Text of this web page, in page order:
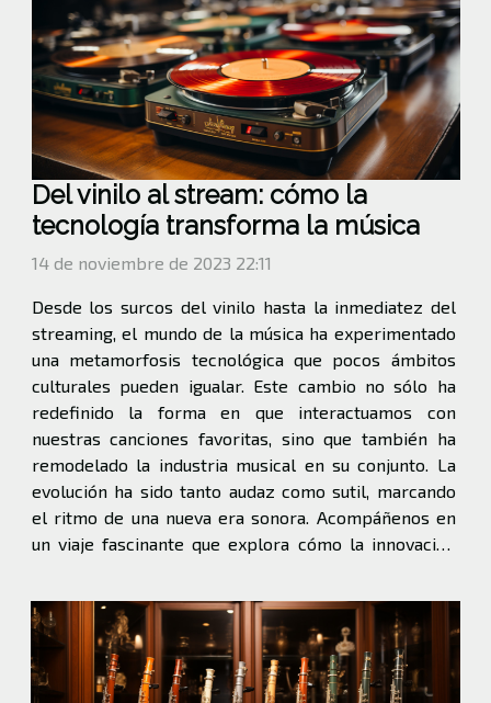
Del vinilo al stream: cómo la
tecnología transforma la música
14 de noviembre de 2023 22:11
Desde los surcos del vinilo hasta la inmediatez del
streaming, el mundo de la música ha experimentado
una metamorfosis tecnológica que pocos ámbitos
culturales pueden igualar. Este cambio no sólo ha
redefinido la forma en que interactuamos con
nuestras canciones favoritas, sino que también ha
remodelado la industria musical en su conjunto. La
evolución ha sido tanto audaz como sutil, marcando
el ritmo de una nueva era sonora. Acompáñenos en
un viaje fascinante que explora cómo la innovación
cómo estos avances han alterado el panorama...